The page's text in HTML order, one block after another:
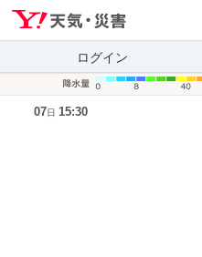
ログイン
07日 15:30